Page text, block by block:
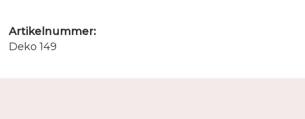
Artikelnummer:
Deko 149